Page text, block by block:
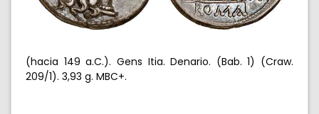
(hacia 149 a.C.). Gens Itia. Denario. (Bab. 1) (Craw.
209/1). 3,93 g. MBC+.